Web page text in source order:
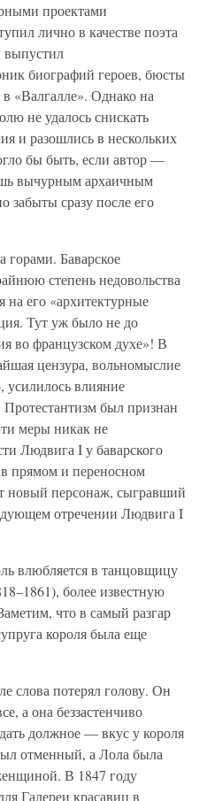
проектами
лично в качестве поэта
выпустил
биографий героев, бюсты
«Валгалле». Однако на
не удалось снискать
и разошлись в нескольких
бы быть, если автор —
вычурным архаичным
забыты сразу после его
горами. Баварское
степень недовольства
его «архитектурные
Тут уж было не до
во французском духе»! В
цензура, вольномыслие
усилилось влияние
Протестантизм был признан
меры никак не
Людвига I у баварского
прямом и переносном
новый персонаж, сыгравший
отречении Людвига I
влюбляется в танцовщицу
более известную
что в самый разгар
короля была еще
слова потерял голову. Он
а она беззастенчиво
должное — вкус у короля
отменный, а Лола была
В 1847 году
Галереи красавиц в